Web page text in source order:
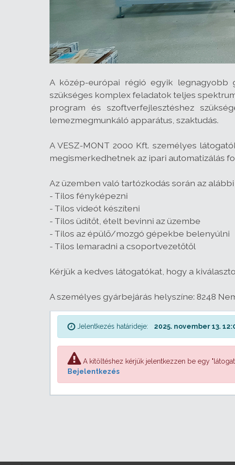
A közép-európai régió egyik legnagyobb
szükséges komplex feladatok teljes
program és szoftverfejlesztéshez
lemezmegmunkáló apparátus, szaktudás.
A VESZ-MONT 2000 Kft. személyes
megismerkedhetnek az ipari automatizálás
Az üzemben való tartózkodás során az
- Tilos fényképezni
- Tilos videót készíteni
- Tilos üdítőt, ételt bevinni az üzembe
- Tilos az épülő/mozgó gépekbe belenyúlni
- Tilos lemaradni a csoportvezetőtől
Kérjük a kedves látogatókat, hogy a
A személyes gyárbejárás helyszíne: 8248
Jelentkezés határideje: 2025. november 13.
A kitöltéshez kérjük jelentkezzen be egy
Bejelentkezés